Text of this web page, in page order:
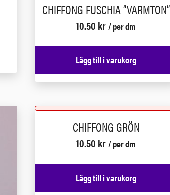
CHIFFONG FUSCHIA ”VARMTON”
10.50 kr / per dm
Lägg till i varukorg
CHIFFONG GRÖN
10.50 kr / per dm
Lägg till i varukorg